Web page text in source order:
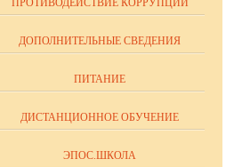
ПРОТИВОДЕЙСТВИЕ КОРРУПЦИИ
ДОПОЛНИТЕЛЬНЫЕ СВЕДЕНИЯ
ПИТАНИЕ
ДИСТАНЦИОННОЕ ОБУЧЕНИЕ
ЭПОС.ШКОЛА